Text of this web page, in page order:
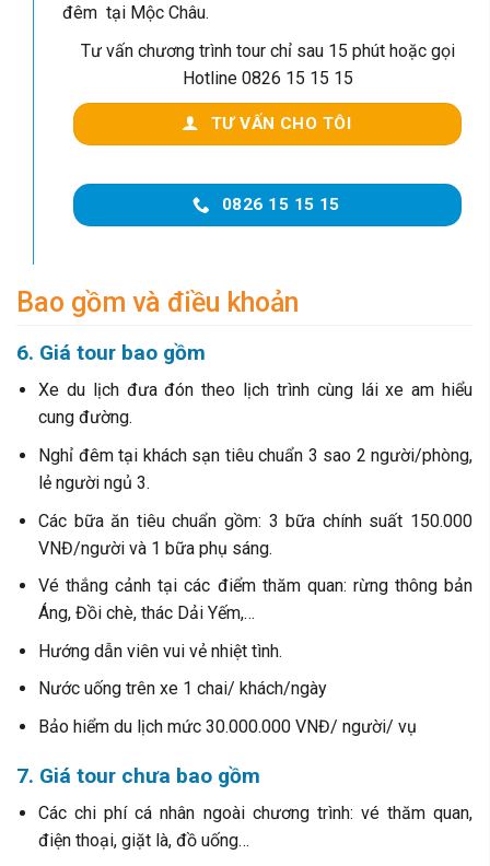
đêm tại Mộc Châu.
Tư vấn chương trình tour chỉ sau 15 phút hoặc gọi
Hotline 0826 15 15 15
TƯ VẤN CHO TÔI
0826 15 15 15
Bao gồm và điều khoản
6. Giá tour bao gồm
Xe du lịch đưa đón theo lịch trình cùng lái xe am hiểu
cung đường.
Nghỉ đêm tại khách sạn tiêu chuẩn 3 sao 2 người/phòng,
lẻ người ngủ 3.
Các bữa ăn tiêu chuẩn gồm: 3 bữa chính suất 150.000
VNĐ/người và 1 bữa phụ sáng.
Vé thắng cảnh tại các điểm thăm quan: rừng thông bản
Áng, Đồi chè, thác Dải Yếm,…
Hướng dẫn viên vui vẻ nhiệt tình.
Nước uống trên xe 1 chai/ khách/ngày
Bảo hiểm du lịch mức 30.000.000 VNĐ/ người/ vụ
7. Giá tour chưa bao gồm
Các chi phí cá nhân ngoài chương trình: vé thăm quan,
điện thoại, giặt là, đồ uống…